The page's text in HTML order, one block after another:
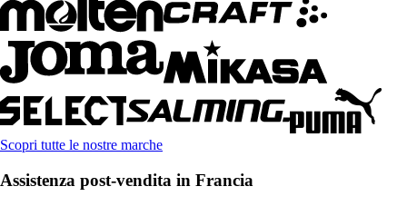
Scopri tutte le nostre marche
Assistenza post-vendita in Francia